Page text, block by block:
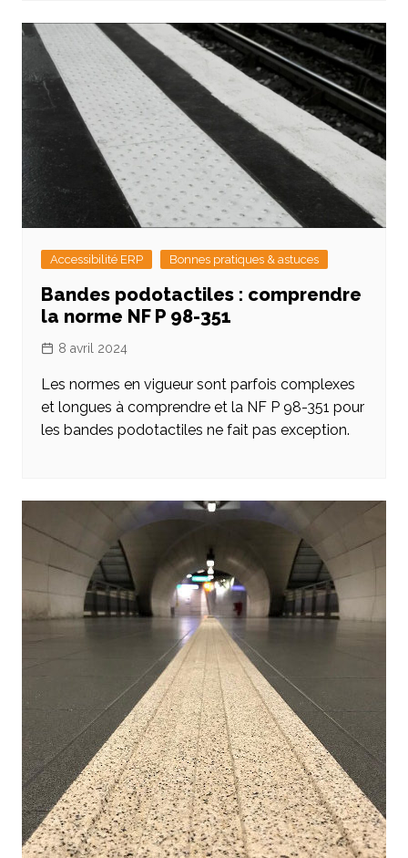
Accessibilité ERP Bonnes pratiques & astuces
Bandes podotactiles : comprendre
la norme NF P 98-351
8 avril 2024
Les normes en vigueur sont parfois complexes
et longues à comprendre et la NF P 98-351 pour
les bandes podotactiles ne fait pas exception.